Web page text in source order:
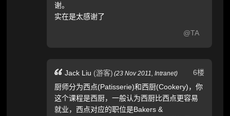
谢。
实在是太感谢了
@TA
6楼
Jack Liu (游客) (23 Nov 2011,Intranet)
厨师分为西点(Patisserie)和西厨(Cookery)，你
这个课程是西厨，一般认为西厨比西点更容易
就业，西点对应的职位是Bakers &